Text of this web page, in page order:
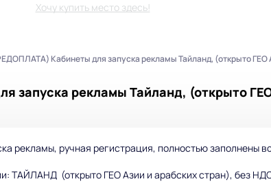
Хочу купить место здесь!
Кабинеты для запуска рекламы Тайланд, (открыто ГЕО
запуска рекламы Тайланд, (открыто
рекламы, ручная регистрация, полностью заполнены
ТАЙЛАНД (открыто ГЕО Азии и арабских стран), без